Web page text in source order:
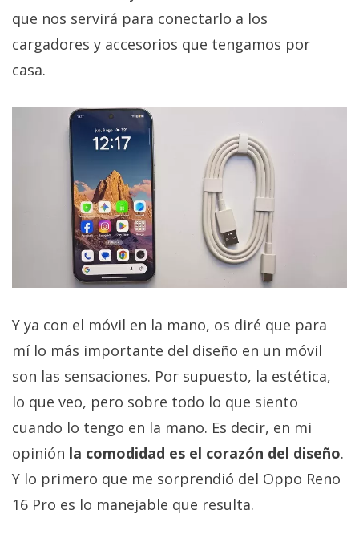
que nos servirá para conectarlo a los
cargadores y accesorios que tengamos por
casa.
Y ya con el móvil en la mano, os diré que para
mí lo más importante del diseño en un móvil
son las sensaciones. Por supuesto, la estética,
lo que veo, pero sobre todo lo que siento
cuando lo tengo en la mano. Es decir, en mi
opinión la comodidad es el corazón del diseño.
Y lo primero que me sorprendió del Oppo Reno
16 Pro es lo manejable que resulta.